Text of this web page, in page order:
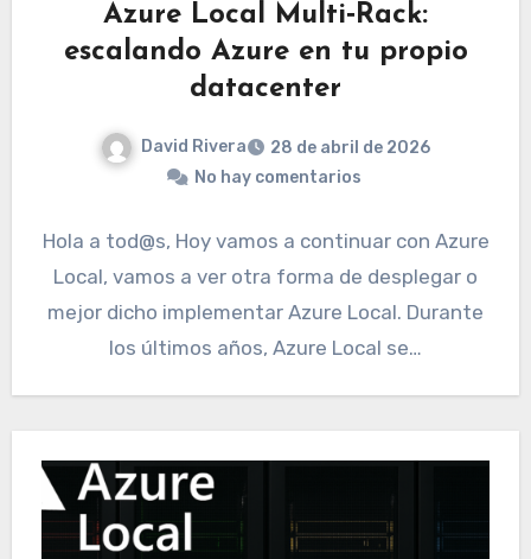
Azure Local Multi‑Rack:
escalando Azure en tu propio
datacenter
David Rivera
28 de abril de 2026
No hay comentarios
Hola a tod@s, Hoy vamos a continuar con Azure
Local, vamos a ver otra forma de desplegar o
mejor dicho implementar Azure Local. Durante
los últimos años, Azure Local se…